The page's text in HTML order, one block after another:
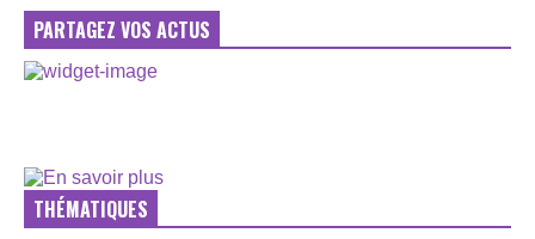
PARTAGEZ VOS ACTUS
THÉMATIQUES